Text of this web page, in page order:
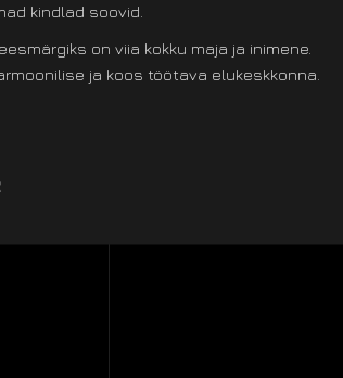
kindlad soovid.
on viia kokku maja ja inimene.
ja koos töötava elukeskkonna.